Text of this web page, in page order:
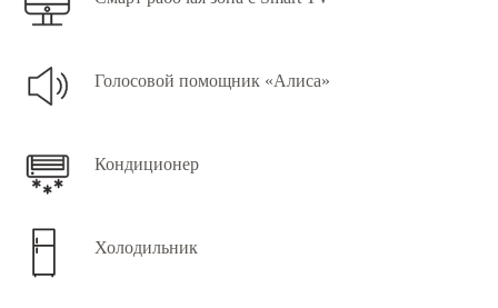
Голосовой помощник «Алиса»
Кондиционер
Холодильник